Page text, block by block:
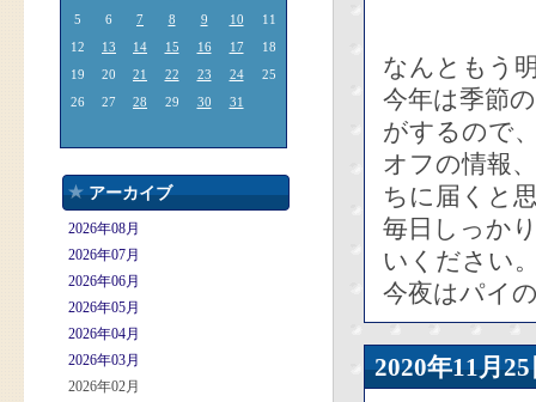
5
6 7 8 9 10
11
12
13 14 15 16 17
18
19
20 21 22 23 24
25
26
27 28 29 30 31
アーカイブ
2026年08月
2026年07月
2026年06月
2026年05月
2026年04月
2026年03月
2026年02月
なんともう
今年は季節
がするので
オフの情報
ちに届くと
毎日しっか
いください
今夜はパイ
2020年11